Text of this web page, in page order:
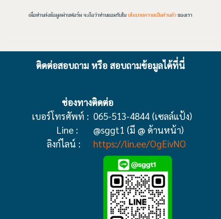
เมื่อท่านส่งข้อมูลผ่านฟอร์ม จะถือว่าท่านยอมรับในนโยบายความเป็นส่วนตัวของเรา
ติดต่อสอบถาม หรือ สอบถามข้อมูลได้ที่นี่
ช่องทางติดต่อ
เบอร์โทรศัพท์ : 065-513-4844 (เซลล์แป้ง)
Line :
@sggt1 (มี @ ด้านหน้า)
ลิงก์ไลน์ :
https://lin.ee/OgEivNO